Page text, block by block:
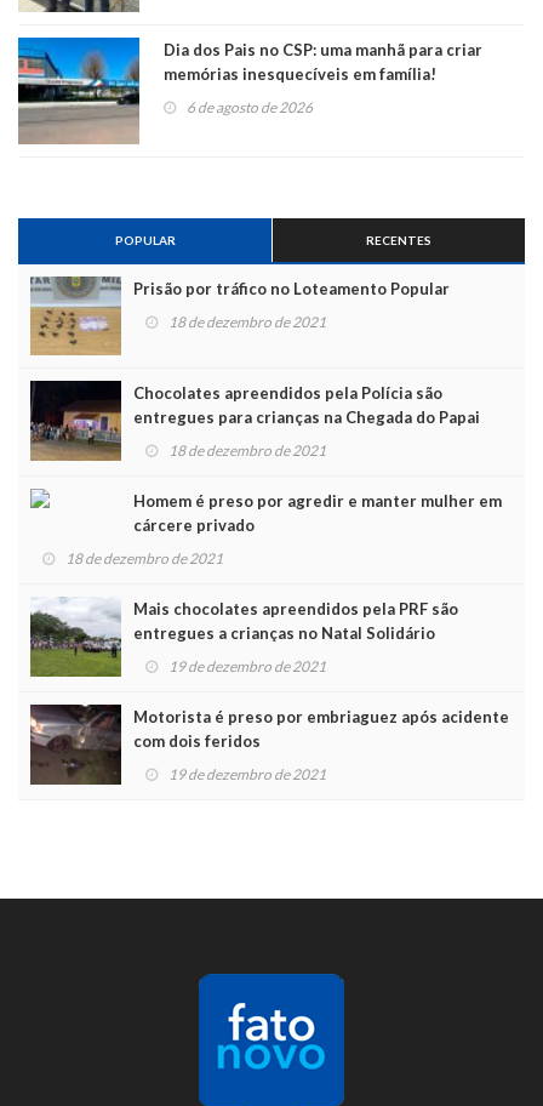
Dia dos Pais no CSP: uma manhã para criar
memórias inesquecíveis em família!
6 de agosto de 2026
POPULAR RECENTES
Prisão por tráfico no Loteamento Popular
18 de dezembro de 2021
Chocolates apreendidos pela Polícia são
entregues para crianças na Chegada do Papai
Noel 18 de dezembro de 2021
Homem é preso por agredir e manter mulher em
cárcere privado
18 de dezembro de 2021
Mais chocolates apreendidos pela PRF são
entregues a crianças no Natal Solidário
19 de dezembro de 2021
Motorista é preso por embriaguez após acidente
com dois feridos
19 de dezembro de 2021